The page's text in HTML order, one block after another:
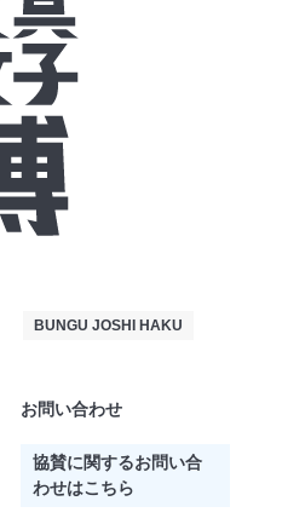
BUNGU JOSHI HAKU
お問い合わせ
協賛に関するお問い合
わせはこちら